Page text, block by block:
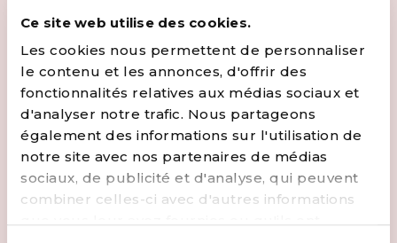
Ce site web utilise des cookies.
Les cookies nous permettent de personnaliser
le contenu et les annonces, d'offrir des
fonctionnalités relatives aux médias sociaux et
d'analyser notre trafic. Nous partageons
également des informations sur l'utilisation de
notre site avec nos partenaires de médias
sociaux, de publicité et d'analyse, qui peuvent
combiner celles-ci avec d'autres informations
fossé entre la jeunesse et la politique, elle s'engage à
rendre accessibles des problématiques complexes.
Déterminée sur des sujets cruciaux tels que le conflit
israélo-palestinien, l'immigration, la lutte contre la
pauvreté, et les droits des femmes, elle témoigne d'une
énergie inépuisable en politique, dévouée à faire de la
politique l'affaire de toustes !
CONTACTER